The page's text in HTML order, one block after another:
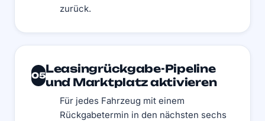
zurück.
05
Leasingrückgabe-Pipeline
und Marktplatz aktivieren
Für jedes Fahrzeug mit einem
Rückgabetermin in den nächsten sechs